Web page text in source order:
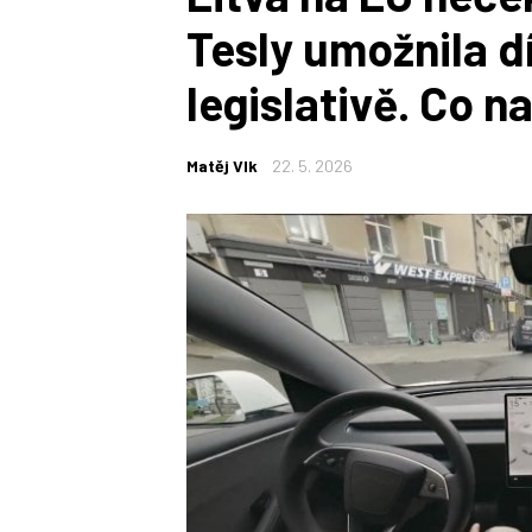
Tesly umožnila
legislativě. Co
Matěj Vlk 22. 5. 2026